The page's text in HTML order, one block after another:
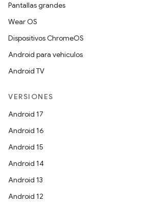
Pantallas grandes
Wear OS
Dispositivos ChromeOS
Android para vehículos
Android TV
VERSIONES
Android 17
Android 16
Android 15
Android 14
Android 13
Android 12